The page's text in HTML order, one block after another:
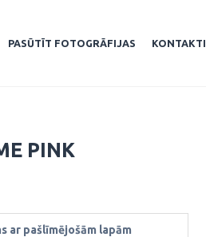
PASŪTĪT FOTOGRĀFIJAS KONTAKTI
PINK
ar pašlīmējošām lapām